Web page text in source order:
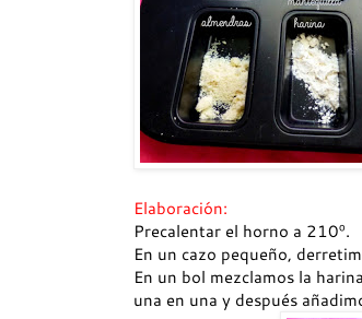
Elaboración:
Precalentar el horno a 210º.
En un cazo pequeño,
En un bol mezclamos la
una en una y después